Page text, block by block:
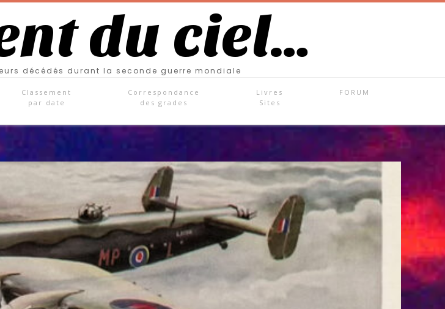
du ciel…
décédés durant la seconde guerre mondiale
Classement
par date
Correspondance
des grades
Livres
Sites
FORUM